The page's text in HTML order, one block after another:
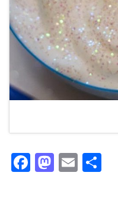
Facebook
Mastodon
Email